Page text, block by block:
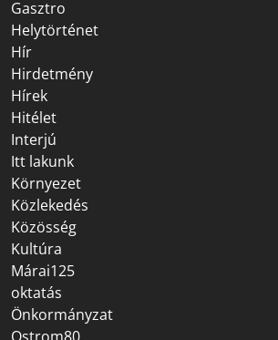
Gasztro
Helytörténet
Hír
Hirdetmény
Hírek
Hitélet
Interjú
Itt lakunk
Környezet
Közlekedés
Közösség
Kultúra
Márai125
oktatás
Önkormányzat